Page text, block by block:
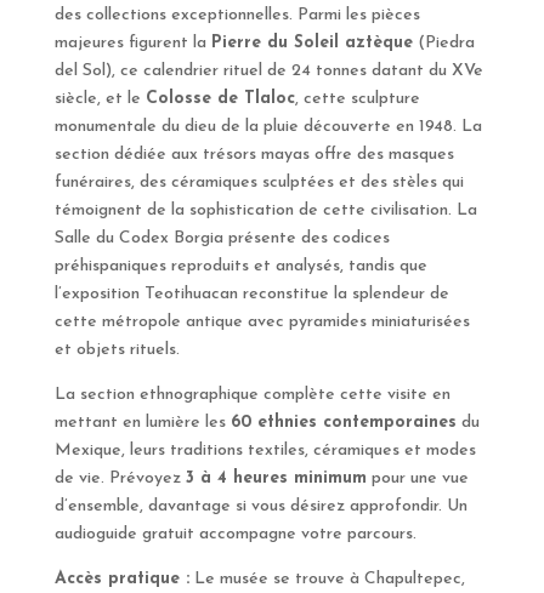
des collections exceptionnelles. Parmi les pièces
majeures figurent la Pierre du Soleil aztèque(Piedra
del Sol), ce calendrier rituel de 24 tonnes datant du XVe
siècle, et le Colosse de Tlaloc, cette sculpture
monumentale du dieu de la pluie découverte en 1948. La
section dédiée aux trésors mayas offre des masques
funéraires, des céramiques sculptées et des stèles qui
témoignent de la sophistication de cette civilisation. La
Salle du Codex Borgia présente des codices
préhispaniques reproduits et analysés, tandis que
l’exposition Teotihuacan reconstitue la splendeur de
cette métropole antique avec pyramides miniaturisées
et objets rituels.
La section ethnographique complète cette visite en
mettant en lumière les 60 ethnies contemporaines du
Mexique, leurs traditions textiles, céramiques et modes
de vie. Prévoyez 3 à 4 heures minimum pour une vue
d’ensemble, davantage si vous désirez approfondir. Un
audioguide gratuit accompagne votre parcours.
Accès pratique :Le musée se trouve à Chapultepec,